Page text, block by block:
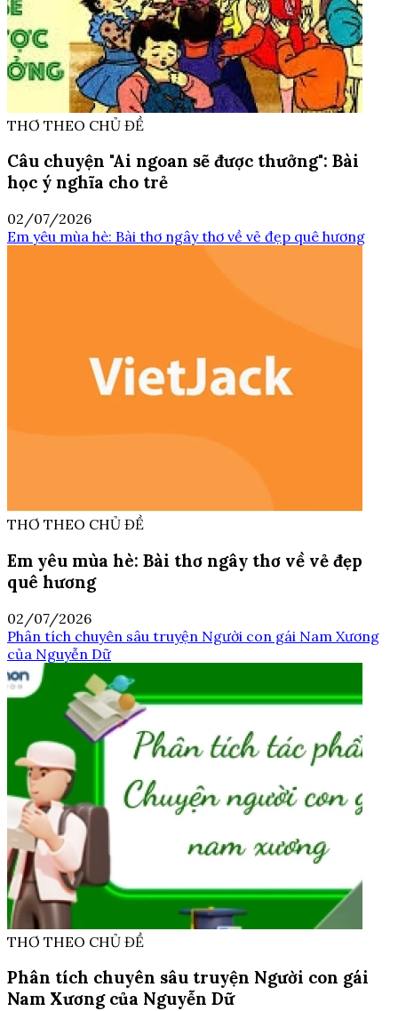
THƠ THEO CHỦ ĐỀ
Câu chuyện "Ai ngoan sẽ được thưởng": Bài
học ý nghĩa cho trẻ
02/07/2026
Em yêu mùa hè: Bài thơ ngây thơ về vẻ đẹp quê hương
THƠ THEO CHỦ ĐỀ
Em yêu mùa hè: Bài thơ ngây thơ về vẻ đẹp
quê hương
02/07/2026
Phân tích chuyên sâu truyện Người con gái Nam Xương
của Nguyễn Dữ
THƠ THEO CHỦ ĐỀ
Phân tích chuyên sâu truyện Người con gái
Nam Xương của Nguyễn Dữ